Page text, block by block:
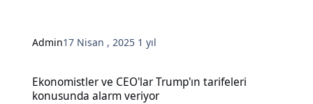
Admin17 Nisan , 2025 1 yıl
Ekonomistler ve CEO'lar Trump'ın tarifeleri
konusunda alarm veriyor